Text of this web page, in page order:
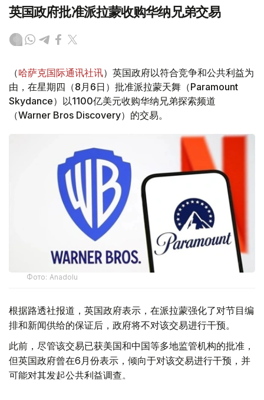
英国政府批准派拉蒙收购华纳兄弟交易
（哈萨克国际通讯社讯）英国政府以符合竞争和公共利益为
由，在星期四（8月6日）批准派拉蒙天舞（Paramount
Skydance）以1100亿美元收购华纳兄弟探索频道
（Warner Bros Discovery）的交易。
Фото: Аnadolu
根据路透社报道，英国政府表示，在派拉蒙强化了对节目编
排和新闻供给的保证后，政府将不对该交易进行干预。
此前，尽管该交易已获美国和中国等多地监管机构的批准，
但英国政府曾在6月份表示，倾向于对该交易进行干预，并
可能对其发起公共利益调查。